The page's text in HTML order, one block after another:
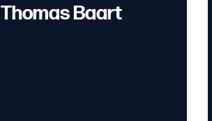
Thomas Baart